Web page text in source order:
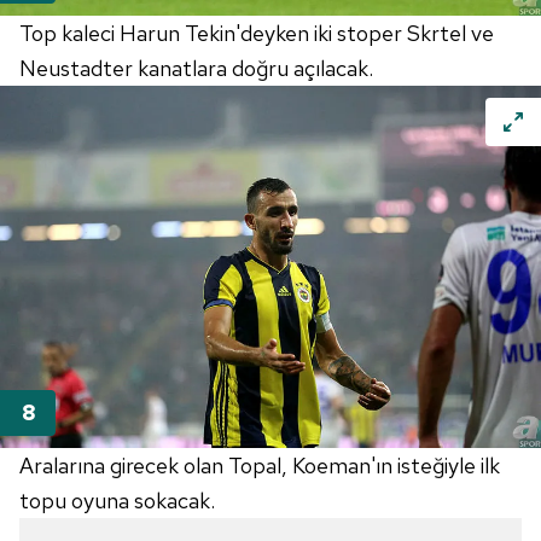
ilgili mevzuata uygun olarak kullanılan çerezlerle ilgili bilgi
almak için lütfentıklayınız.
Top kaleci Harun Tekin'deyken iki stoper Skrtel ve
Neustadter kanatlara doğru açılacak.
Aralarına girecek olan Topal, Koeman'ın isteğiyle ilk
topu oyuna sokacak.